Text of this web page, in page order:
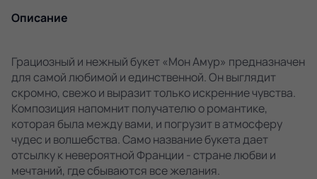
Описание
Грациозный и нежный букет «Мон Амур» предназначен
для самой любимой и единственной. Он выглядит
скромно, свежо и выразит только искренние чувства.
Композиция напомнит получателю о романтике,
которая была между вами, и погрузит в атмосферу
чудес и волшебства. Само название букета дает
отсылку к невероятной Франции - стране любви и
мечтаний, где сбываются все желания.